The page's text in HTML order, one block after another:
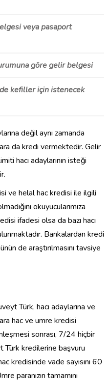
veya pasaport
göre gelir belgesi
kefiller için istenecek
değil aynı zamanda
da kredi vermektedir. Gelir
hacı adaylarının isteği
ve helal hac kredisi ile ilgili
okuyucularımıza
ifadesi olsa da bazı hacı
Bankalardan kredi
de araştırılmasını tavsiye
Türk, hacı adaylarına ve
hac ve umre kredisi
sonrası, 7/24 hiçbir
kredilerine başvuru
kredisinde vade sayısını 60
paranızın tamamını